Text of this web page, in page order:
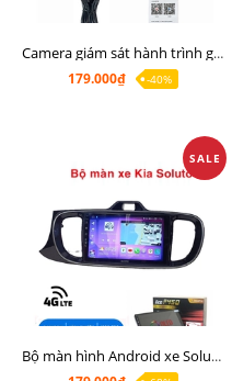
Camera giám sát hành trình giá rẻ, cam hành trình cho màn Android, cam hành trình kết nối điện thoại
179.000₫
-40%
SALE
Bộ màn hình Android xe Soluto, mặt dưỡng lắp màn hình Soluto kèm rắc zin